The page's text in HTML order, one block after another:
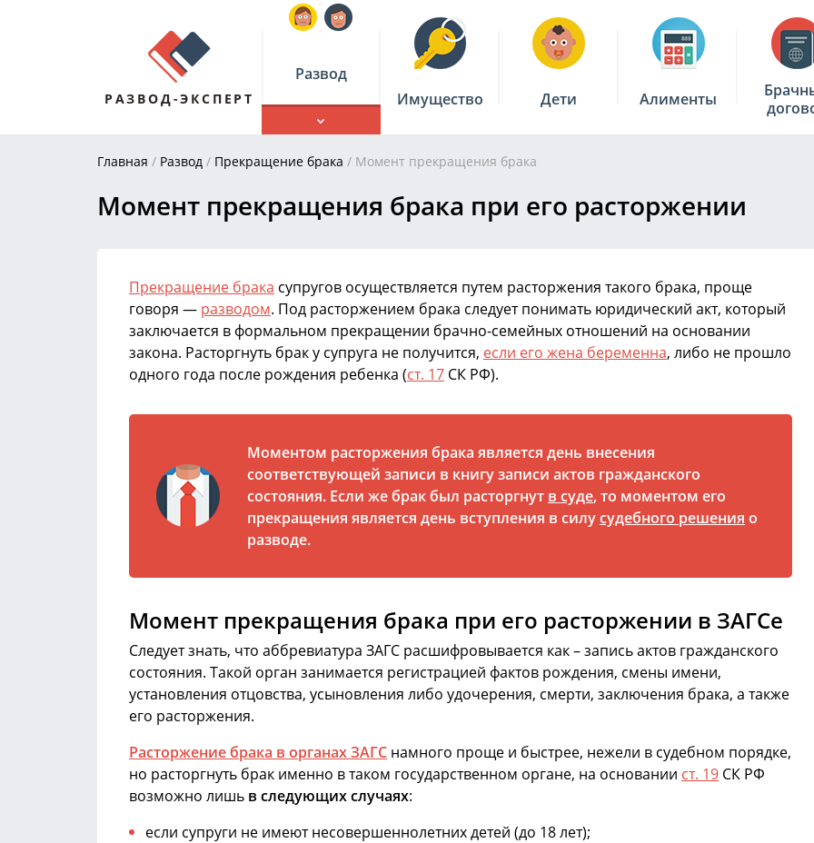
РАЗВОД-ЭКСПЕРТ
Развод
Имущество
Дети Алименты
Главная / Развод / Прекращение брака / Момент прекращения брака
Момент прекращения брака при его расторжении
Прекращение брака супругов осуществляется путем расторжения такого брака, проще
говоря — разводом. Под расторжением брака следует понимать юридический акт, который
заключается в формальном прекращении брачно-семейных отношений на основании
закона. Расторгнуть брак у супруга не получится, если его жена беременна, либо не прошло
одного года после рождения ребенка (ст. 17 СК РФ).
Моментом расторжения брака является день внесения
соответствующей записи в книгу записи актов гражданского
состояния. Если же брак был расторгнут в суде, то моментом его
прекращения является день вступления в силусудебного решения о
разводе.
Момент прекращения брака при его расторжении в ЗАГСе
Следует знать, что аббревиатура ЗАГС расшифровывается как – запись актов гражданского
состояния. Такой орган занимается регистрацией фактов рождения, смены имени,
установления отцовства, усыновления либо удочерения, смерти, заключения брака, а также
его расторжения.
Расторжение брака в органах ЗАГС намного проще и быстрее, нежели в судебном порядке,
но расторгнуть брак именно в таком государственном органе, на основании ст. 19 СК РФ
возможно лишь в следующих случаях:
если супруги не имеют несовершеннолетних детей (до 18 лет);